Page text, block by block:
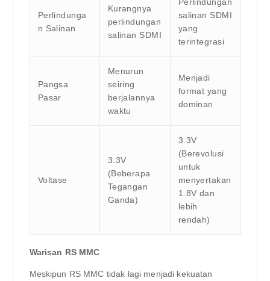
Perlindunga
n Salinan
Kurangnya
perlindungan
salinan SDMI
Perlindungan
salinan SDMI
yang
terintegrasi
Pangsa
Pasar
Menurun
seiring
berjalannya
waktu
Menjadi
format yang
dominan
Voltase
3.3V
(Beberapa
Tegangan
Ganda)
3.3V
(Berevolusi
untuk
menyertakan
1.8V dan
lebih
rendah)
Warisan RS MMC
Meskipun RS MMC tidak lagi menjadi kekuatan